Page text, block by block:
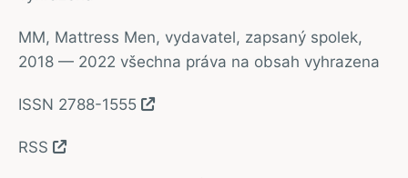
MM, Mattress Men, vydavatel, zapsaný spolek,
2018 — 2022 všechna práva na obsah vyhrazena
ISSN 2788-1555
RSS